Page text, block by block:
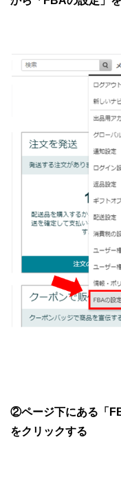
②ページ下にある「
をクリックする